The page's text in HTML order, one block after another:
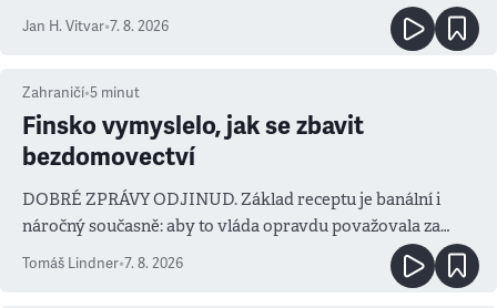
salvy i kritika pokrokářů
Jan H. Vitvar•7. 8. 2026
Zahraničí•5 minut
Finsko vymyslelo, jak se zbavit
bezdomovectví
DOBRÉ ZPRÁVY ODJINUD. Základ receptu je banální i
náročný současně: aby to vláda opravdu považovala za
prioritu
Tomáš Lindner•7. 8. 2026